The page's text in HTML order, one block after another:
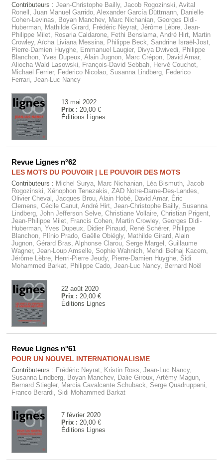
13 mai 2022
Prix : 20,00 €
Éditions Lignes
Contributeurs : Jean-Christophe Bailly, Jacob Rogozinski, Avital
Ronell, Juan Manuel Garrido, Alexander García Düttmann, Danielle
Cohen-Levinas, Boyan Manchev, Marc Nichanian, Georges Didi-
Huberman, Mathilde Girard, Frédéric Neyrat, Jérôme Lèbre, Jean-
Philippe Milet, Rosaria Caldarone, Fethi Benslama, André Hirt, Martin
Crowley, Aïcha Liviana Messina, Philippe Beck, Sandrine Israël-Jost,
Pierre-Damien Huyghe, Emmanuel Laugier, Divya Dwivedi, Philippe
Blanchon, Yves Dupeux, Alain Jugnon, Marc Crépon, David Amar,
Aliocha Wald Lasowski, François-David Sebbah, Hervé Couchot,
Michaël Ferrier, Federico Nicolao, Susanna Lindberg, Federico
Ferrari, Jean-Luc Nancy
22 août 2020
Prix : 20,00 €
Éditions Lignes
Revue Lignes n°62
LES MOTS DU POUVOIR | LE POUVOIR DES MOTS
Contributeurs : Michel Surya, Marc Nichanian, Léa Bismuth, Jacob
Rogozinski, Xénophon Tenezakis, ZAD Notre-Dame-Des-Landes,
Olivier Cheval, Jacques Brou, Alain Hobé, David Amar, Éric
Clemens, Cécile Canut, André Hirt, Jean-Christophe Bailly, Susanna
Lindberg, John Jefferson Selve, Christiane Vollaire, Christian Prigent,
Jean-Philippe Milet, Francis Cohen, Martin Crowley, Georges Didi-
Huberman, Yves Dupeux, Didier Pinaud, René Schérer, Philippe
Blanchon, Plínio Prado, Gaëlle Obiégly, Mathilde Girard, Alain
Jugnon, Gérard Bras, Alphonse Clarou, Serge Margel, Guillaume
Wagner, Jean-Loup Amselle, Sophie Wahnich, Mehdi Belhaj Kacem,
Jérôme Lèbre, Henri-Pierre Jeudy, Pierre-Damien Huyghe, Sidi
Mohammed Barkat, Philippe Cado, Jean-Luc Nancy, Bernard Noël
7 février 2020
Prix : 20,00 €
Éditions Lignes
Revue Lignes n°61
POUR UN NOUVEL INTERNATIONALISME
Contributeurs : Frédéric Neyrat, Kristin Ross, Jean-Luc Nancy,
Susanna Lindberg, Boyan Manchev, Dalie Giroux, Artémy Magun,
Bernard Stiegler, Marcia Cavalcante Schuback, Serge Quadruppani,
Franco Berardi, Sidi Mohammed Barkat